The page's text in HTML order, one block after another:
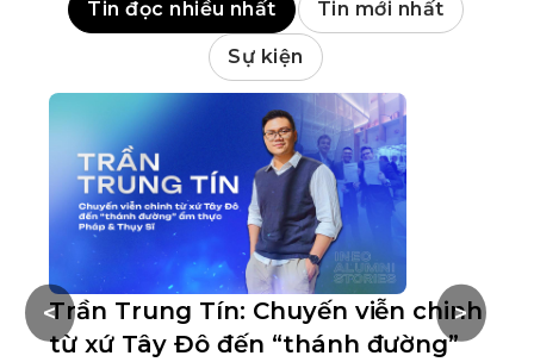
Tin đọc nhiều nhất Tin mới nhất
Sự kiện
Trần Trung Tín: Chuyến viễn chinh
từ xứ Tây Đô đến “thánh đường”
>
<